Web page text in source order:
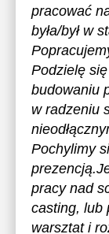
pracować
była/był w
Podzielę
budowaniu
w radzeniu
Pochylimy
pracy nad
casting, lub
warsztat i